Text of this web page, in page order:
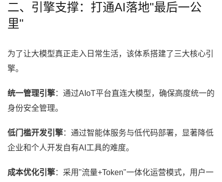
二、引擎支撑：打通AI落地"最后一公
里"
为了让大模型真正走入日常生活，该体系搭建了三大核心引
擎。
统一管理引擎：通过AIoT平台直连大模型，确保高度统一的
身份安全管理。
低门槛开发引擎：通过智能体服务与低代码部署，显著降低
企业和个人开发自有AI工具的难度。
成本优化引擎：采用"流量+Token"一体化运营模式，用户一